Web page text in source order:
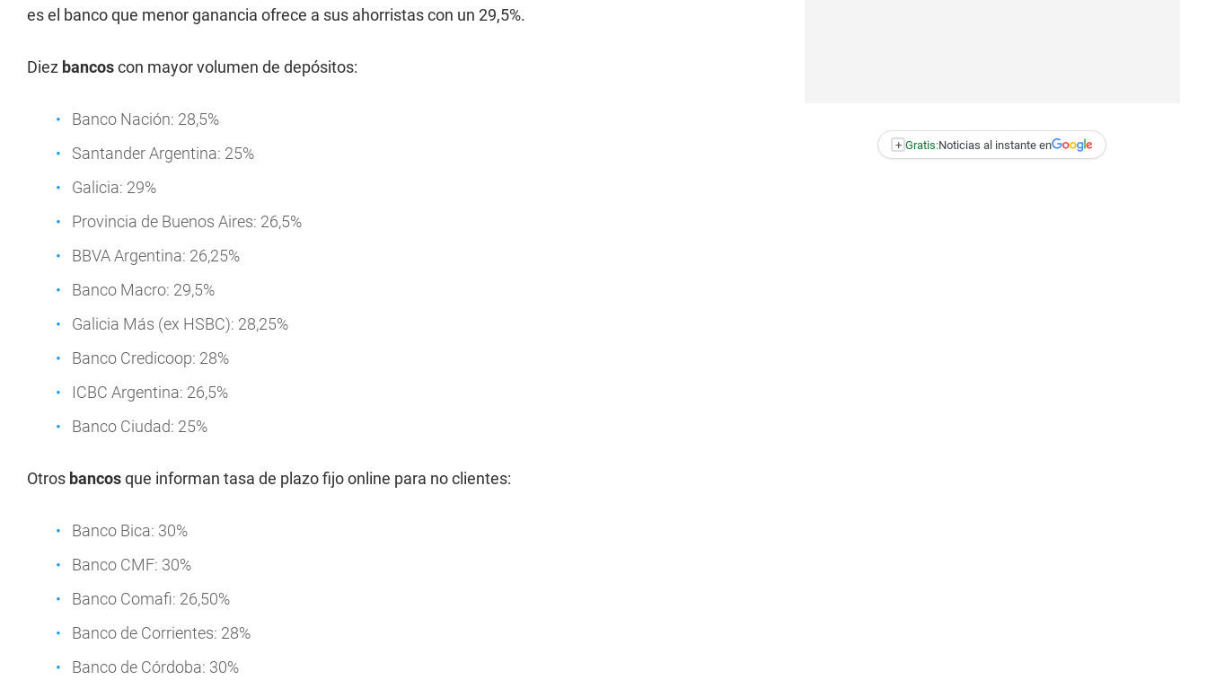
es el banco que menor ganancia ofrece a sus ahorristas con un 29,5%.
Diez bancoscon mayor volumen de depósitos:
Banco Nación: 28,5%
Santander Argentina: 25%
Galicia: 29%
Provincia de Buenos Aires: 26,5%
BBVA Argentina: 26,25%
Banco Macro: 29,5%
Galicia Más (ex HSBC): 28,25%
Banco Credicoop: 28%
ICBC Argentina: 26,5%
Banco Ciudad: 25%
Otros bancosque informan tasa de plazo fijo online para no clientes:
Banco Bica: 30%
Banco CMF: 30%
Banco Comafi: 26,50%
Banco de Corrientes: 28%
Banco de Córdoba: 30%
+ Gratis:Noticias al instante en